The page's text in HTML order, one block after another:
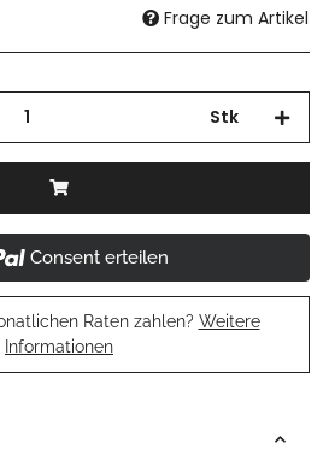
Frage zum Artikel
Stk
Consent erteilen
Raten zahlen? Weitere
Informationen